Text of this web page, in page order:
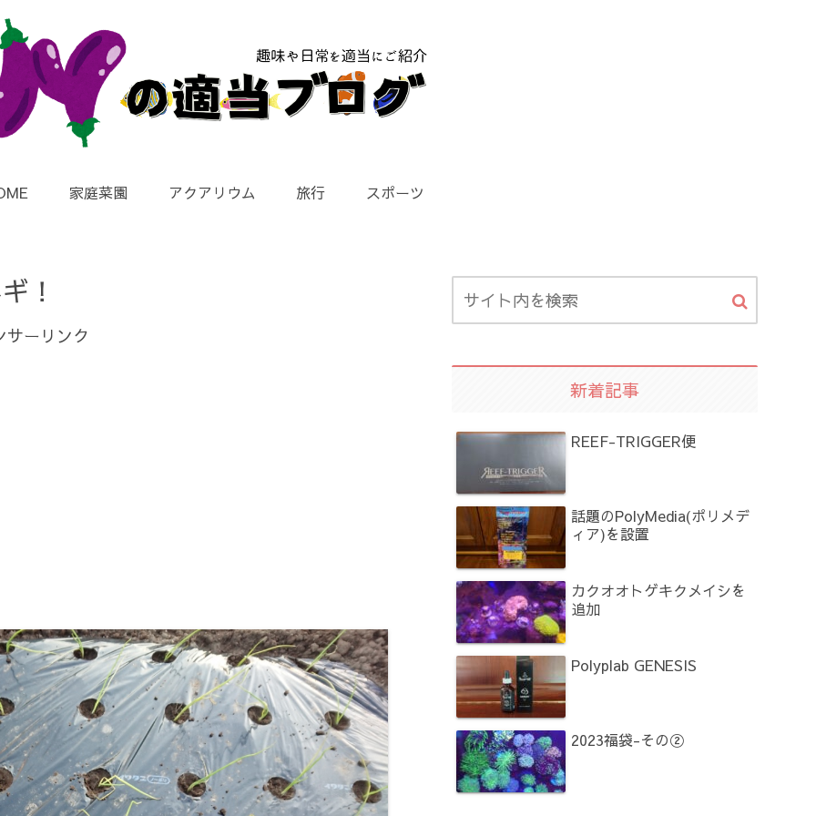
家庭菜園 アクアリウム 旅行 スポーツ
！
サーリンク
新着記事
REEF-TRIGGER便
話題のPolyMedia(ポリメデ
ィア)を設置
カクオオトゲキクメイシを
追加
Polyplab GENESIS
2023福袋-その②